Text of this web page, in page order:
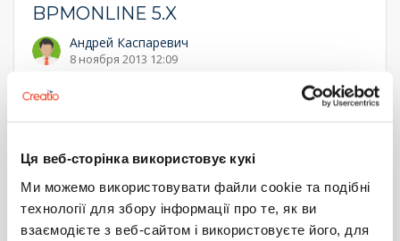
Ця веб-сторінка використовує кукі
Ми можемо використовувати файли cookie та подібні
технології для збору інформації про те, як ви
взаємодієте з веб-сайтом і використовуєте його, для
BPMONLINE 5.X
Андрей Каспаревич
8 ноября 2013 12:09
Иногда возникает проблема с действием "Вопрос
пользователю", когда происходит вывод текста в
неверной кодировке, вследствие чего ответы на вопрос
���������� ��������
���������������� ������ ��
������������ � ������� ��������
�������� ��������